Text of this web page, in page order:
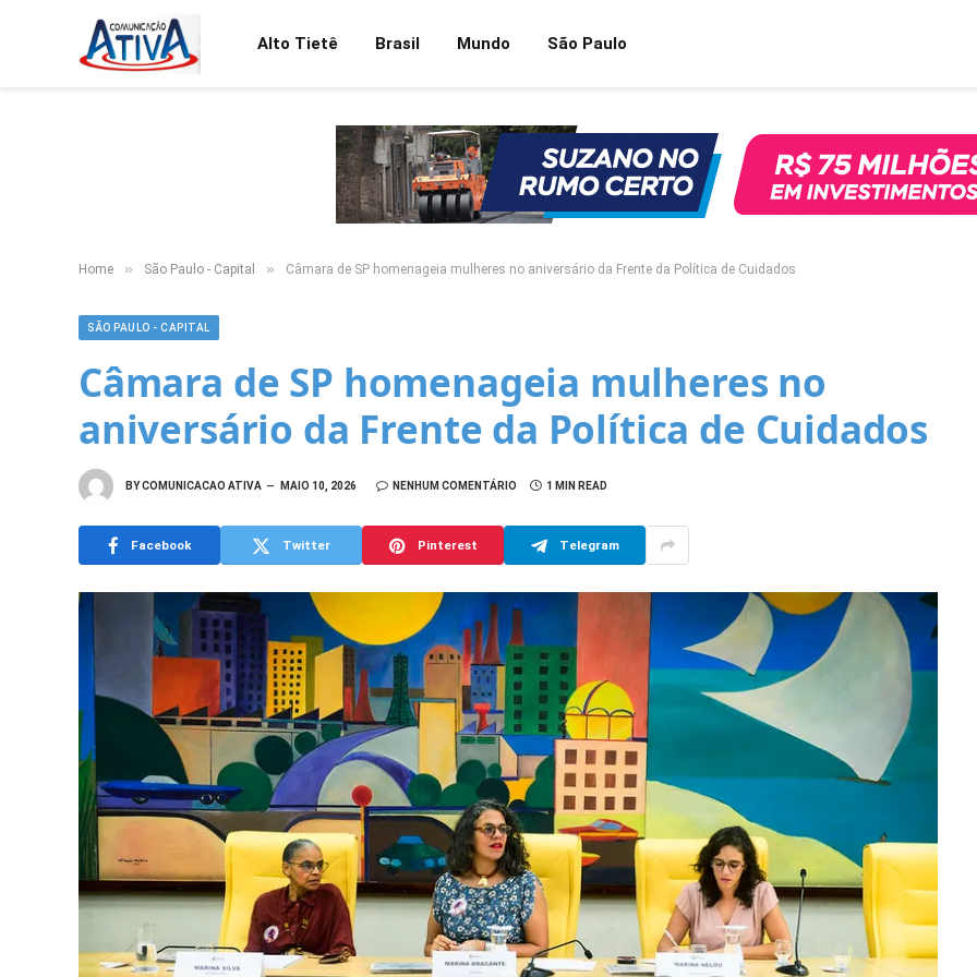
Alto Tietê Brasil Mundo São Paulo
Home » São Paulo - Capital » Câmara de SP homenageia mulheres no aniversário da Frente da Política de Cuidados
SÃO PAULO - CAPITAL
Câmara de SP homenageia mulheres no
aniversário da Frente da Política de Cuidados
BYCOMUNICACAO ATIVA MAIO 10, 2026 NENHUM COMENTÁRIO 1 MIN READ
Facebook Twitter Pinterest Telegram